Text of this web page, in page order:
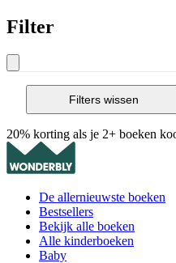
Filter
Filters wissen
20% korting als je 2+ boeken
De allernieuwste boeken
Bestsellers
Bekijk alle boeken
Alle kinderboeken
Baby